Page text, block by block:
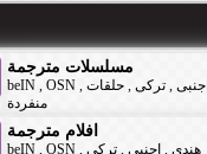
مسلسلات مترجمة
beIN , OSN , اجنبى , تركى , حلقات
منفردة
افلام مترجمة
beIN , OSN , هندى , اجنبى , تركى